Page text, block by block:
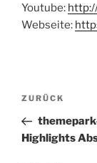
Youtube:
Webseite:
Vorheriger
Beitrag
ZURÜCK
Highlights